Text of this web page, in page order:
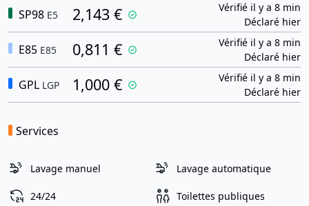
SP98 E5 2,143 €
Vérifié il y a 8 min
Déclaré hier
E85 E85 0,811 €
Vérifié il y a 8 min
Déclaré hier
GPL LGP 1,000 €
Vérifié il y a 8 min
Déclaré hier
Services
Lavage manuel Lavage automatique
24/24 Toilettes publiques